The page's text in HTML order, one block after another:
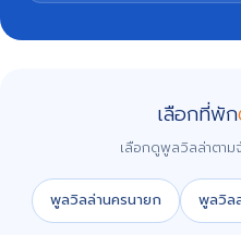
เลือกที่พัก
เลือกดูพูลวิลล่าตาม
พูลวิลล่านครนายก พูลวิล